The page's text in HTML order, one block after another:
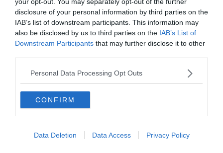
disclosure of your personal information by third parties on the
IAB’s list of downstream participants. This information may
also be disclosed by us to third parties on the IAB’s List of
Downstream Participants that may further disclose it to other
Personal Data Processing Opt Outs
CONFIRM
Data Deletion Data Access Privacy Policy
TERRA-E-GUSTO
Alimentare: i contenuti della nuova